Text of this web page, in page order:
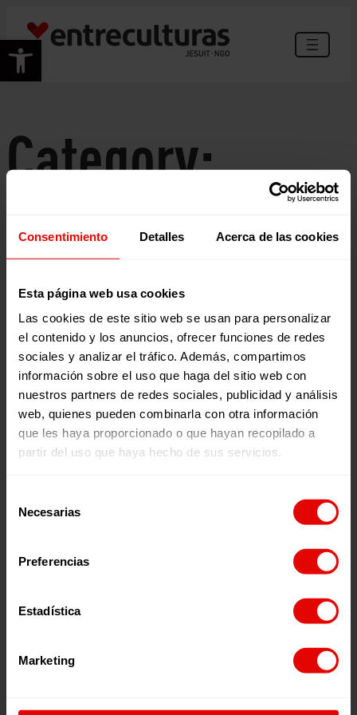
Consentimiento Detalles Acerca de las cookies
Esta página web usa cookies
Las cookies de este sitio web se usan para personalizar
el contenido y los anuncios, ofrecer funciones de redes
sociales y analizar el tráfico. Además, compartimos
información sobre el uso que haga del sitio web con
nuestros partners de redes sociales, publicidad y análisis
web, quienes pueden combinarla con otra información
que les haya proporcionado o que hayan recopilado a
partir del uso que haya hecho de sus servicios.
Necesarias
Preferencias
Estadística
Marketing
Open toolbar
content
Category:
Memorias
Maldonado St., 1. Floor 3.
28006 – Madrid
Tlf. 91 590 26 72
noticias@entreculturas.org
Facebook
X YouTube
Instagram
LinkedIn
Bluesky
Press